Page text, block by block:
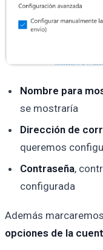
Nombre para
se mostraría
Dirección de
queremos
Contraseña,
configurada
Además marcaremos
opciones de la